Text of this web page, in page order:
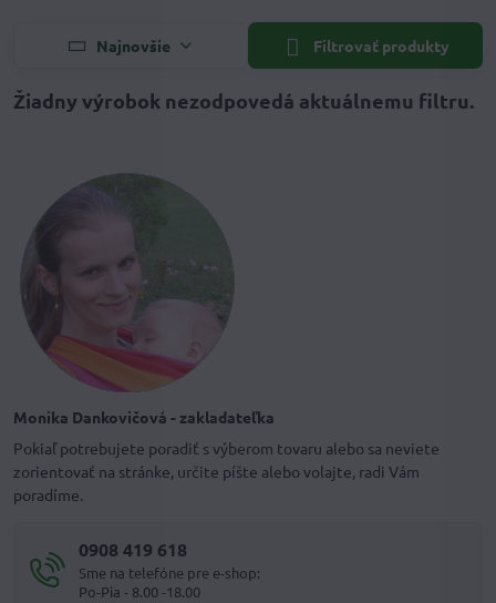
Najnovšie Filtrovať produkty
Monika Dankovičová - zakladateľka
Pokiaľ potrebujete poradiť s výberom tovaru alebo sa neviete
zorientovať na stránke, určite píšte alebo volajte, radi Vám
poradíme.
0908 419 618
Sme na telefóne pre e-shop:
Po-Pia - 8.00 -18.00